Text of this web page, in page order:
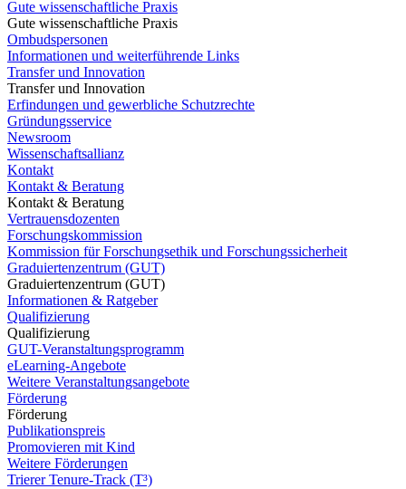
Gute wissenschaftliche Praxis
Gute wissenschaftliche Praxis
Ombudspersonen
Informationen und weiterführende Links
Transfer und Innovation
Transfer und Innovation
Erfindungen und gewerbliche Schutzrechte
Gründungsservice
Newsroom
Wissenschaftsallianz
Kontakt
Kontakt & Beratung
Kontakt & Beratung
Vertrauensdozenten
Forschungskommission
Kommission für Forschungsethik und Forschungssicherheit
Graduiertenzentrum (GUT)
Graduiertenzentrum (GUT)
Informationen & Ratgeber
Qualifizierung
Qualifizierung
GUT-Veranstaltungsprogramm
eLearning-Angebote
Weitere Veranstaltungsangebote
Förderung
Förderung
Publikationspreis
Promovieren mit Kind
Weitere Förderungen
Trierer Tenure-Track (T³)